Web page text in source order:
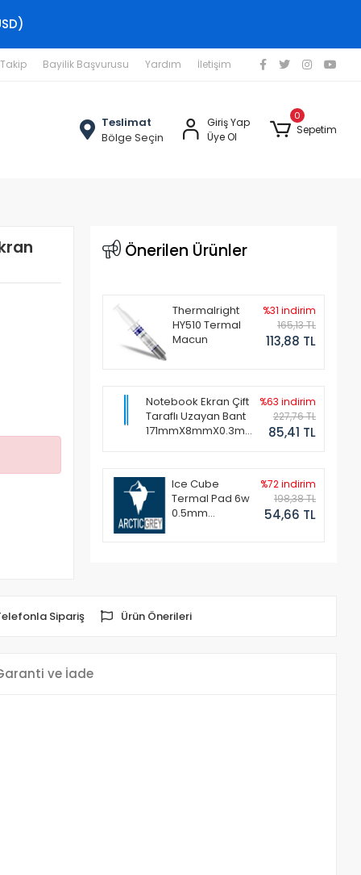
Bayilik Başvurusu Yardım İletişim
Teslimat
Bölge Seçin
Giriş Yap
Üye Ol
0
Sepetim
Önerilen Ürünler
Thermalright
HY510 Termal
Macun
%31 indirim
165,13 TL
113,88 TL
Notebook Ekran Çift
Taraflı Uzayan Bant
171mmX8mmX0.3mm
%63 indirim
227,76 TL
85,41 TL
Ice Cube
Termal Pad 6w
0.5mm
%72 indirim
198,38 TL
54,66 TL
Sipariş Ürün Önerileri
ve İade